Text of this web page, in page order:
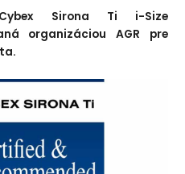
Sirona Ti i-Size
organizáciou AGR pre